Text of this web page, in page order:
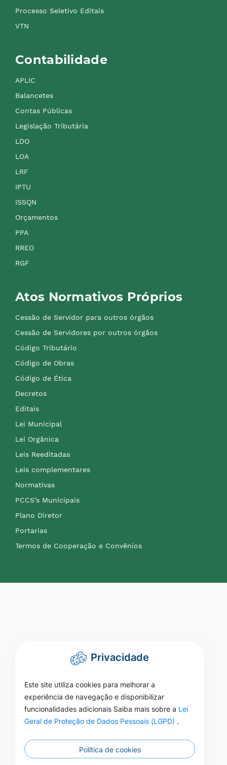
Processo Seletivo Editais
VTN
Contabilidade
APLIC
Balancetes
Contas Públicas
Legislação Tributária
LDO
LOA
LRF
IPTU
ISSQN
Orçamentos
PPA
RREO
RGF
Atos Normativos Próprios
Cessão de Servidor para outros órgãos
Cessão de Servidores por outros órgãos
Código Tributário
Código de Obras
Código de Ética
Decretos
Editais
Lei Municipal
Lei Orgânica
Leis Reeditadas
Leis complementares
Normativas
PCCS’s Municipais
Plano Diretor
Portarias
Termos de Cooperação e Convênios
Privacidade
Este site utiliza cookies para melhorar a
experiência de navegação e disponibilizar
funcionalidades adicionais Saiba mais sobre a Lei
Geral de Proteção de Dados Pessoais (LGPD) .
Política de cookies